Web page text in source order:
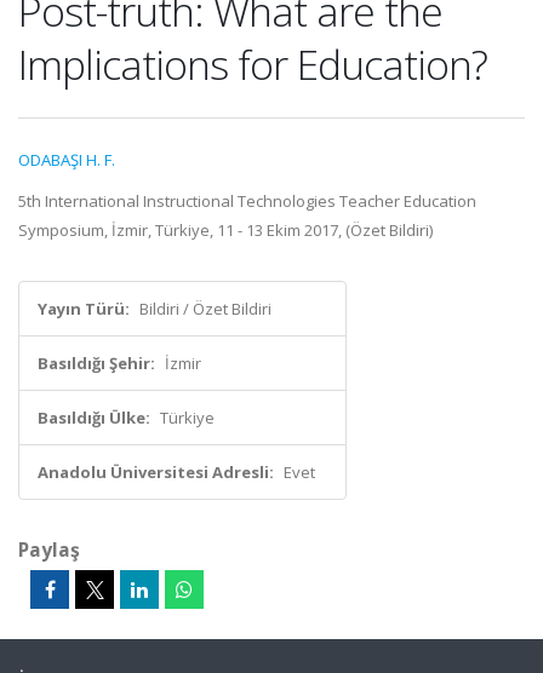
Implications for Education?
ODABAŞI H. F.
5th International Instructional Technologies Teacher Education
Symposium, İzmir, Türkiye, 11 - 13 Ekim 2017, (Özet Bildiri)
Yayın Türü: Bildiri / Özet Bildiri
Basıldığı Şehir: İzmir
Basıldığı Ülke: Türkiye
Anadolu Üniversitesi Adresli: Evet
Paylaş